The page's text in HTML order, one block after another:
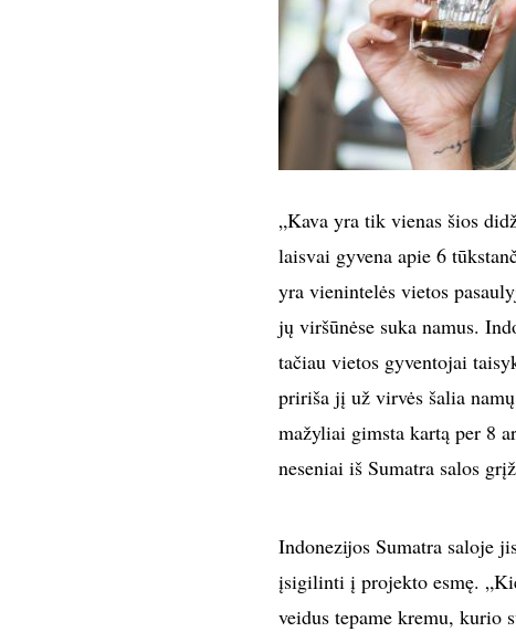
„Kava yra tik vienas šios
laisvai gyvena apie 6
yra vienintelės vietos
jų viršūnėse suka namus.
tačiau vietos gyventojai
pririša jį už virvės šalia
mažyliai gimsta kartą per 8
neseniai iš Sumatra salos
Indonezijos Sumatra saloje
įsigilinti į projekto esmę.
veidus tepame kremu, kurio